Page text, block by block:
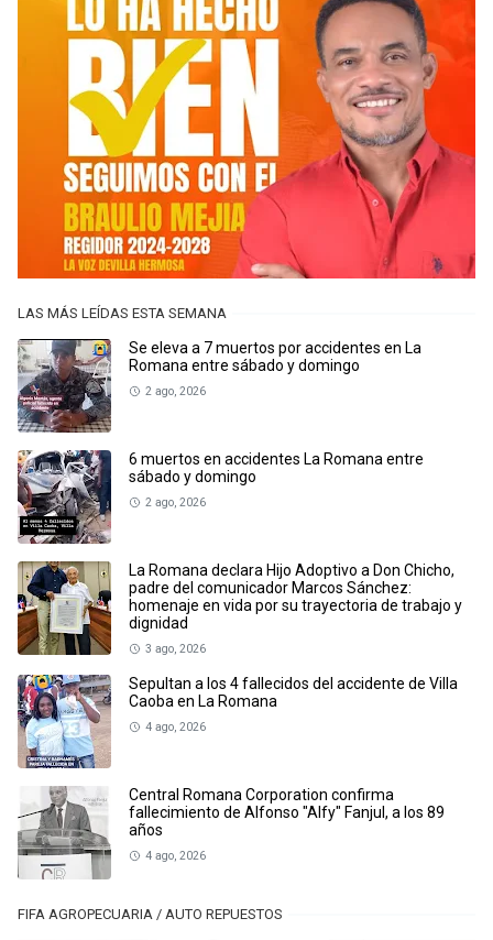
LAS MÁS LEÍDAS ESTA SEMANA
Se eleva a 7 muertos por accidentes en La
Romana entre sábado y domingo
2 ago, 2026
6 muertos en accidentes La Romana entre
sábado y domingo
2 ago, 2026
La Romana declara Hijo Adoptivo a Don Chicho,
padre del comunicador Marcos Sánchez:
homenaje en vida por su trayectoria de trabajo y
dignidad
3 ago, 2026
Sepultan a los 4 fallecidos del accidente de Villa
Caoba en La Romana
4 ago, 2026
Central Romana Corporation confirma
fallecimiento de Alfonso "Alfy" Fanjul, a los 89
años
4 ago, 2026
FIFA AGROPECUARIA / AUTO REPUESTOS